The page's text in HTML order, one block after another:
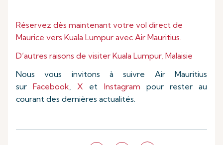
Réservez dès maintenant votre vol direct de
Maurice vers Kuala Lumpur avec Air Mauritius.
D’autres raisons de visiter Kuala Lumpur, Malaisie
Nous vous invitons à suivre Air Mauritius
surFacebook,X et Instagram pour rester au
courant des dernières actualités.